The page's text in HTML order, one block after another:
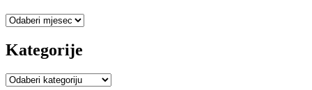
Sve
Kategorije
Kategorije